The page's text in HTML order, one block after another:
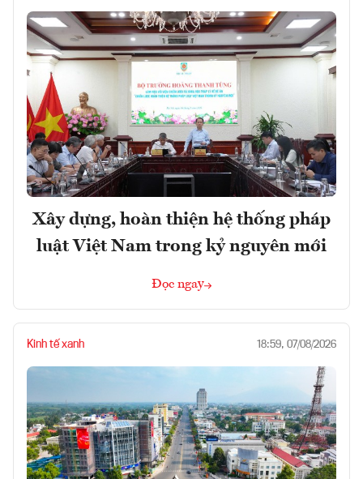
Xây dựng, hoàn thiện hệ thống pháp
luật Việt Nam trong kỷ nguyên mới
Đọc ngay
Kinh tế xanh 18:59, 07/08/2026